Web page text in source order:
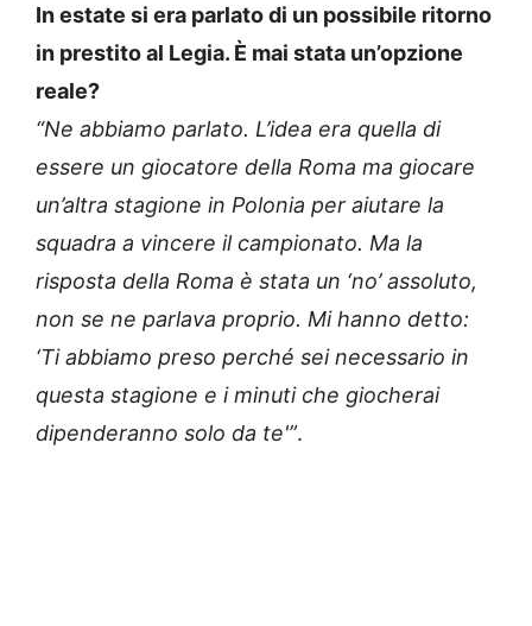
In estate si era parlato di un possibile ritorno
in prestito al Legia. È mai stata un’opzione
reale?
“Ne abbiamo parlato. L’idea era quella di
essere un giocatore della Roma ma giocare
un’altra stagione in Polonia per aiutare la
squadra a vincere il campionato. Ma la
risposta della Roma è stata un ‘no’ assoluto,
non se ne parlava proprio. Mi hanno detto:
‘Ti abbiamo preso perché sei necessario in
questa stagione e i minuti che giocherai
dipenderanno solo da te'”.